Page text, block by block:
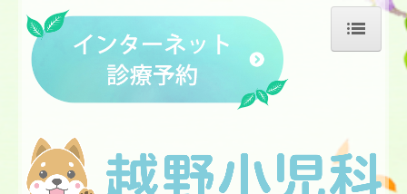
院長紹介
診療のご案内
施設・設備のご案内